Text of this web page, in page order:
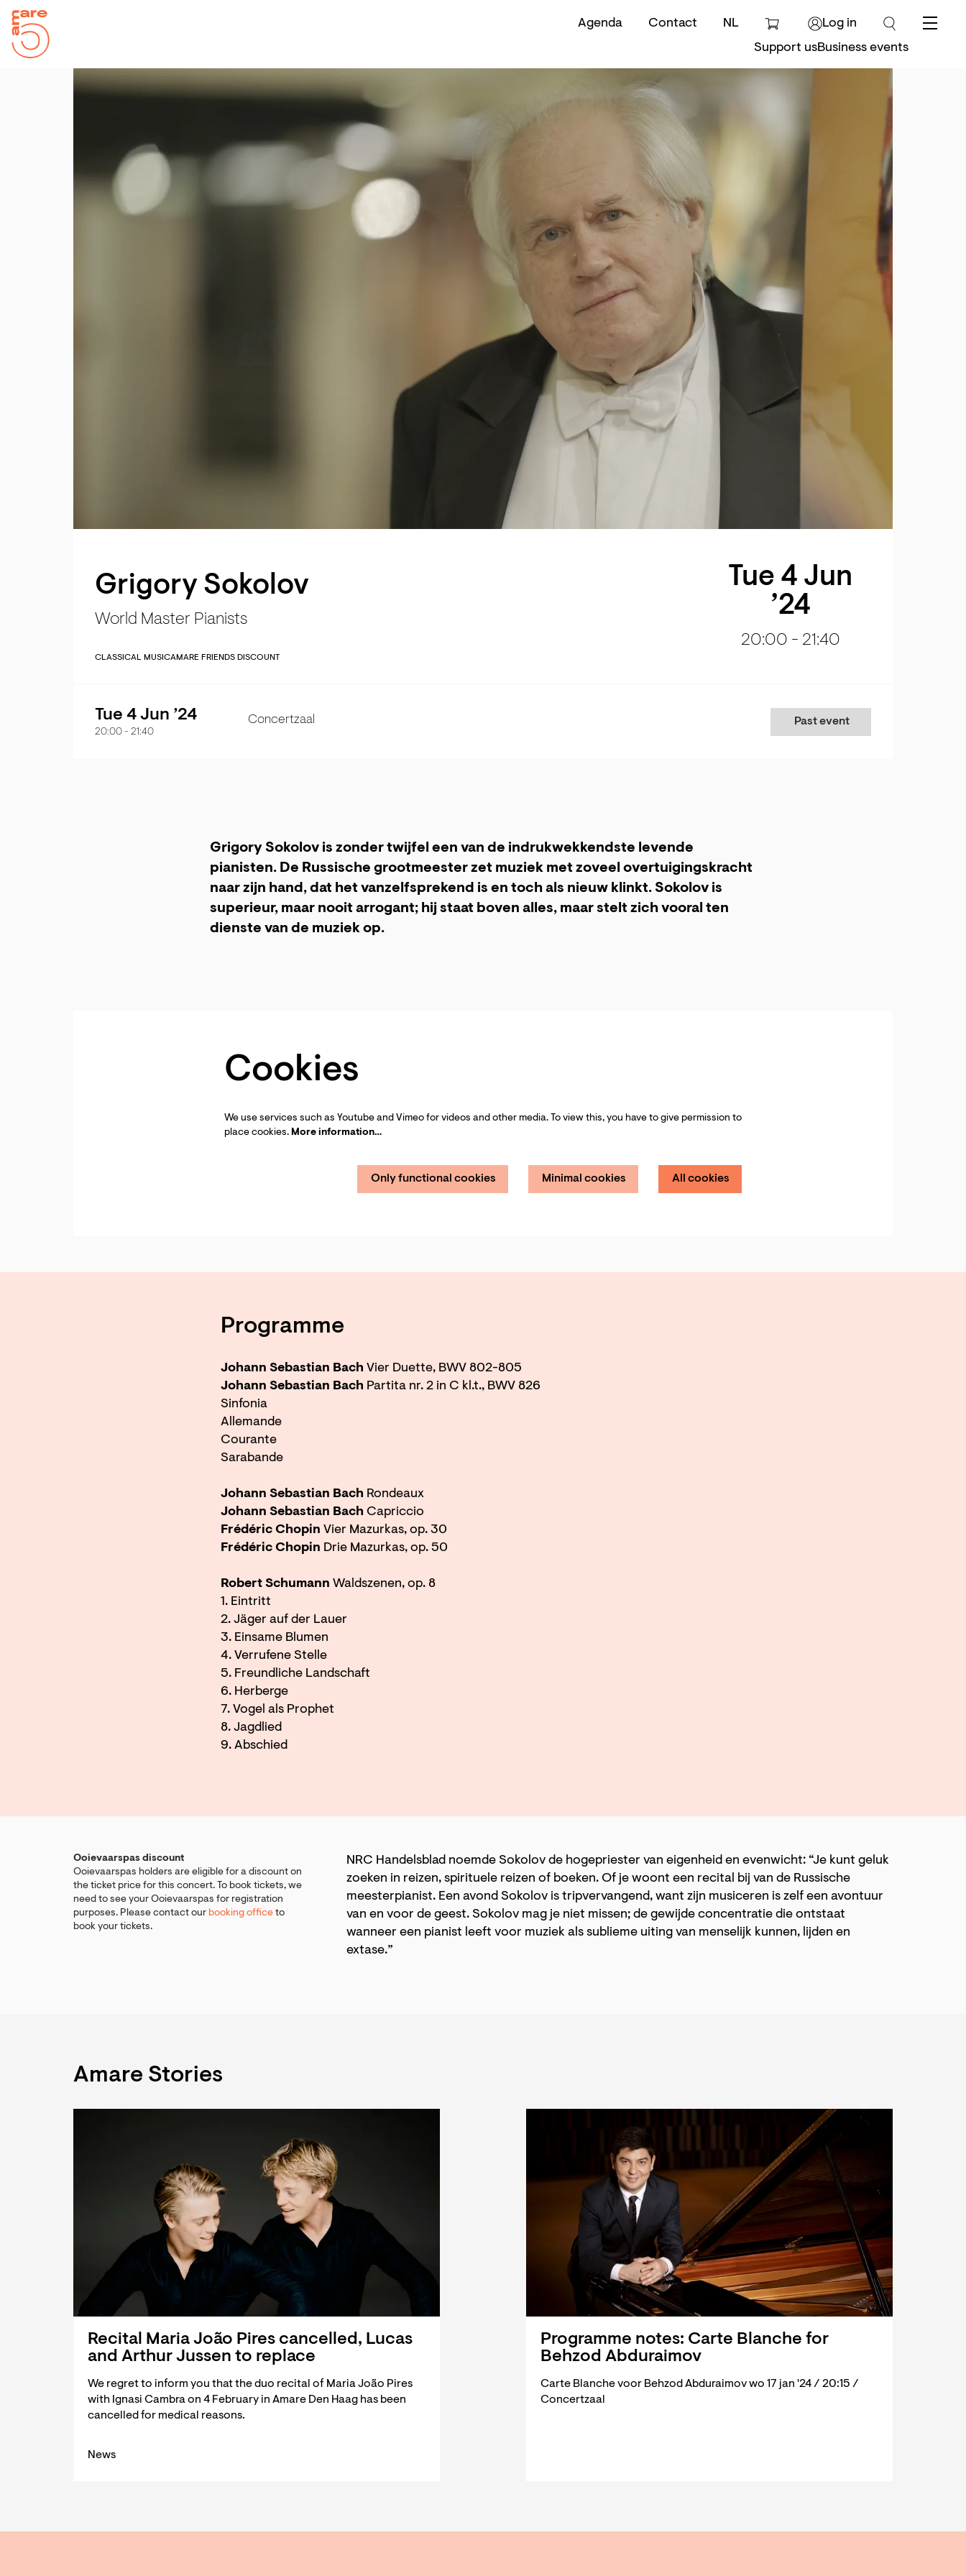
Agenda Contact NL
Log in
Support usBusiness events
Grigory Sokolov
World Master Pianists
CLASSICAL MUSICAMARE FRIENDS DISCOUNT
Tue 4 Jun
’24
20:00 - 21:40
Tue 4 Jun ’24
20:00 - 21:40
Concertzaal Past event
Grigory Sokolov is zonder twijfel een van de indrukwekkendste levende
pianisten. De Russische grootmeester zet muziek met zoveel overtuigingskracht
naar zijn hand, dat het vanzelfsprekend is en toch als nieuw klinkt. Sokolov is
superieur, maar nooit arrogant; hij staat boven alles, maar stelt zich vooral ten
dienste van de muziek op.
Cookies
We use services such as Youtube and Vimeo for videos and other media. To view this, you have to give permission to
place cookies. More information…
Only functional cookies Minimal cookies All cookies
Programme
Johann Sebastian Bach Vier Duette, BWV 802-805
Johann Sebastian Bach Partita nr. 2 in C kl.t., BWV 826
Sinfonia
Allemande
Courante
Sarabande
Johann Sebastian Bach Rondeaux
Johann Sebastian Bach Capriccio
Frédéric Chopin Vier Mazurkas, op. 30
Frédéric Chopin Drie Mazurkas, op. 50
Robert Schumann Waldszenen, op. 8
1. Eintritt
2. Jäger auf der Lauer
3. Einsame Blumen
4. Verrufene Stelle
5. Freundliche Landschaft
6. Herberge
7. Vogel als Prophet
8. Jagdlied
9. Abschied
NRC Handelsblad noemde Sokolov de hogepriester van eigenheid en evenwicht: “Je kunt geluk
zoeken in reizen, spirituele reizen of boeken. Of je woont een recital bij van de Russische
meesterpianist. Een avond Sokolov is tripvervangend, want zijn musiceren is zelf een avontuur
van en voor de geest. Sokolov mag je niet missen; de gewijde concentratie die ontstaat
wanneer een pianist leeft voor muziek als sublieme uiting van menselijk kunnen, lijden en
extase.”
Ooievaarspas discount
Ooievaarspas holders are eligible for a discount on
the ticket price for this concert. To book tickets, we
need to see your Ooievaarspas for registration
purposes. Please contact our booking office to
book your tickets.
Amare Stories
Recital Maria João Pires cancelled, Lucas
and Arthur Jussen to replace
We regret to inform you that the duo recital of Maria João Pires
with Ignasi Cambra on 4 February in Amare Den Haag has been
cancelled for medical reasons.
News
Programme notes: Carte Blanche for
Behzod Abduraimov
Carte Blanche voor Behzod Abduraimov wo 17 jan '24 / 20:15 /
Concertzaal